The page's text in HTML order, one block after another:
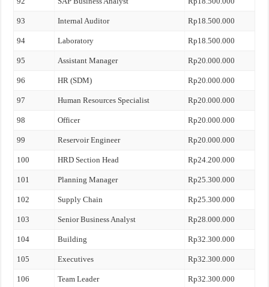
93 Internal Auditor Rp18.500.000
94 Laboratory Rp18.500.000
95 Assistant Manager Rp20.000.000
96 HR (SDM) Rp20.000.000
97 Human Resources Specialist Rp20.000.000
98 Officer Rp20.000.000
99 Reservoir Engineer Rp20.000.000
100 HRD Section Head Rp24.200.000
101 Planning Manager Rp25.300.000
102 Supply Chain Rp25.300.000
103 Senior Business Analyst Rp28.000.000
104 Building Rp32.300.000
105 Executives Rp32.300.000
106 Team Leader Rp32.300.000